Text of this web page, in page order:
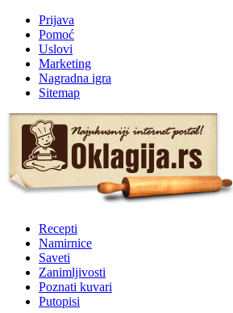
Prijava
Pomoć
Uslovi
Marketing
Nagradna igra
Sitemap
Recepti
Namirnice
Saveti
Zanimljivosti
Poznati kuvari
Putopisi